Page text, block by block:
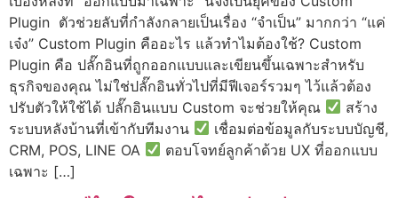
Plugin ตัวช่วยลับที่กำลังกลายเป็นเรื่อง “จำเป็น” มากกว่า “แค่
เจ๋ง” Custom Plugin คืออะไร แล้วทำไมต้องใช้? Custom
Plugin คือ ปลั๊กอินที่ถูกออกแบบและเขียนขึ้นเฉพาะสำหรับ
ธุรกิจของคุณ ไม่ใช่ปลั๊กอินทั่วไปที่มีฟีเจอร์รวมๆ ไว้แล้วต้อง
ปรับตัวให้ใช้ได้ ปลั๊กอินแบบ Custom จะช่วยให้คุณ
สร้าง
ระบบหลังบ้านที่เข้ากับทีมงาน
เชื่อมต่อข้อมูลกับระบบบัญชี,
CRM, POS, LINE OA
ตอบโจทย์ลูกค้าด้วย UX ที่ออกแบบ
เฉพาะ […]